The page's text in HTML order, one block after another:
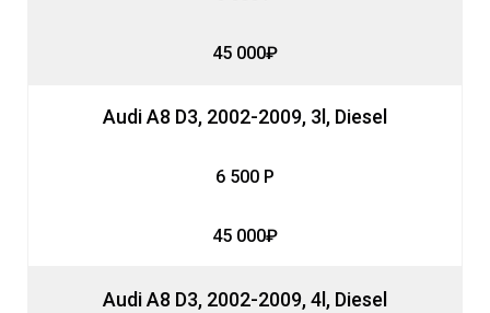
45 000₽
Audi A8 D3, 2002-2009, 3l, Diesel
6 500 Р
45 000₽
Audi A8 D3, 2002-2009, 4l, Diesel